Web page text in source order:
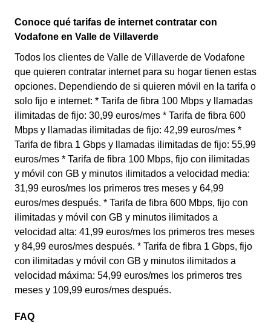
Conoce qué tarifas de internet contratar con
Vodafone en Valle de Villaverde
Todos los clientes de Valle de Villaverde de Vodafone
que quieren contratar internet para su hogar tienen estas
opciones. Dependiendo de si quieren móvil en la tarifa o
solo fijo e internet: * Tarifa de fibra 100 Mbps y llamadas
ilimitadas de fijo: 30,99 euros/mes * Tarifa de fibra 600
Mbps y llamadas ilimitadas de fijo: 42,99 euros/mes *
Tarifa de fibra 1 Gbps y llamadas ilimitadas de fijo: 55,99
euros/mes * Tarifa de fibra 100 Mbps, fijo con ilimitadas
y móvil con GB y minutos ilimitados a velocidad media:
31,99 euros/mes los primeros tres meses y 64,99
euros/mes después. * Tarifa de fibra 600 Mbps, fijo con
ilimitadas y móvil con GB y minutos ilimitados a
velocidad alta: 41,99 euros/mes los primeros tres meses
y 84,99 euros/mes después. * Tarifa de fibra 1 Gbps, fijo
con ilimitadas y móvil con GB y minutos ilimitados a
velocidad máxima: 54,99 euros/mes los primeros tres
meses y 109,99 euros/mes después.
FAQ